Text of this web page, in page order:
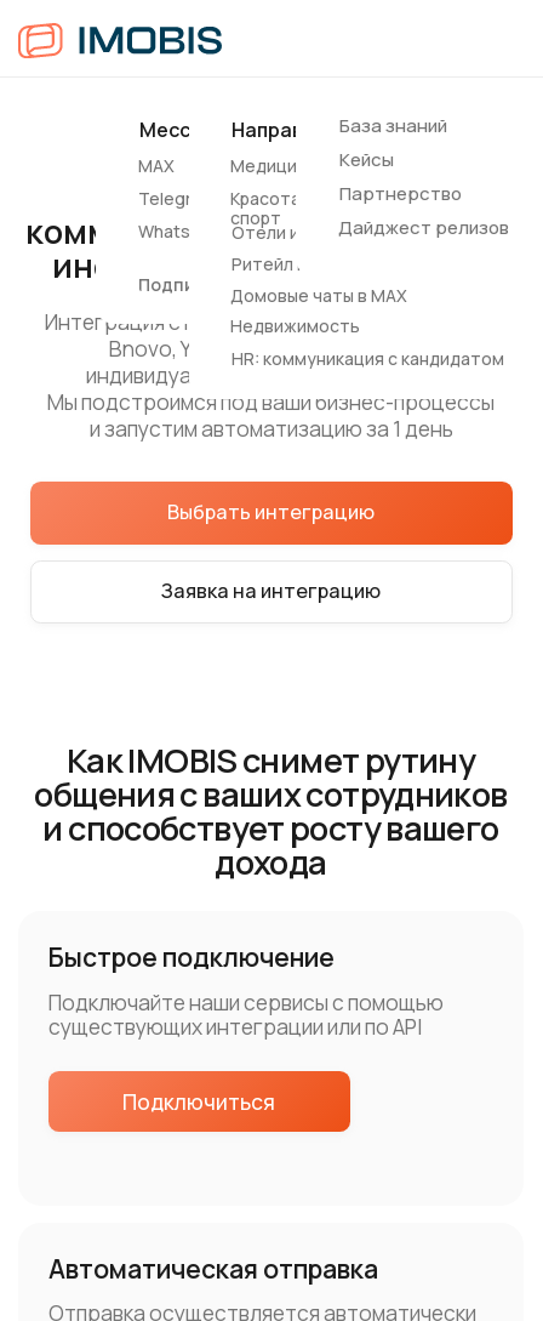
Notify
Вконтакте
Соцсети
WhatsApp*
Telegram
MAX
Мессенджеры
Подписные каналы
Ритейл и e-commerce
Домовые чаты в MAX
Недвижимость
HR: коммуникация с кандидатом
Отели и апартаменты
Красота и
спорт
Медицина
НаправленияБаза знаний
Партнерство
Дайджест релизов
Кейсы
Выбрать интеграцию
Интеграция с популярными CRM — МойСклад,
Bnovo, YCLIENTS и другими — или
индивидуальное подключение по API.
Мы подстроимся под ваши бизнес-процессы
и запустим автоматизацию за 1 день
Подключайте каналы
коммуникации прямо к вашей
информационной системе
Как IMOBIS снимет рутину
по вашей базе клиентов в привычные
им цифровые каналы коммуникации, экономя
время ваших сотрудников, напоминая
клиентам о посещении, запрашивая
Автоматическая отправка
Подключайте наши сервисы с помощью
существующих интеграции или по API
Подключиться
Быстрое подключение
Гибкая настройка